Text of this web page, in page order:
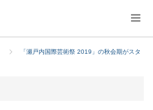
「瀬戸内国際芸術祭 2019」の秋会期がスタ